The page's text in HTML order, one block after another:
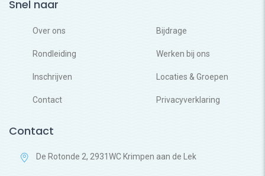
Snel naar
Over ons Bijdrage
Rondleiding Werken bij ons
Inschrijven Locaties & Groepen
Contact Privacyverklaring
Contact
De Rotonde 2, 2931WC Krimpen aan de Lek